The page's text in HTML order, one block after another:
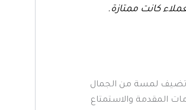
كانت ممتازة.
تضيف لمسة من الجمال
المقدمة والاستمتاع